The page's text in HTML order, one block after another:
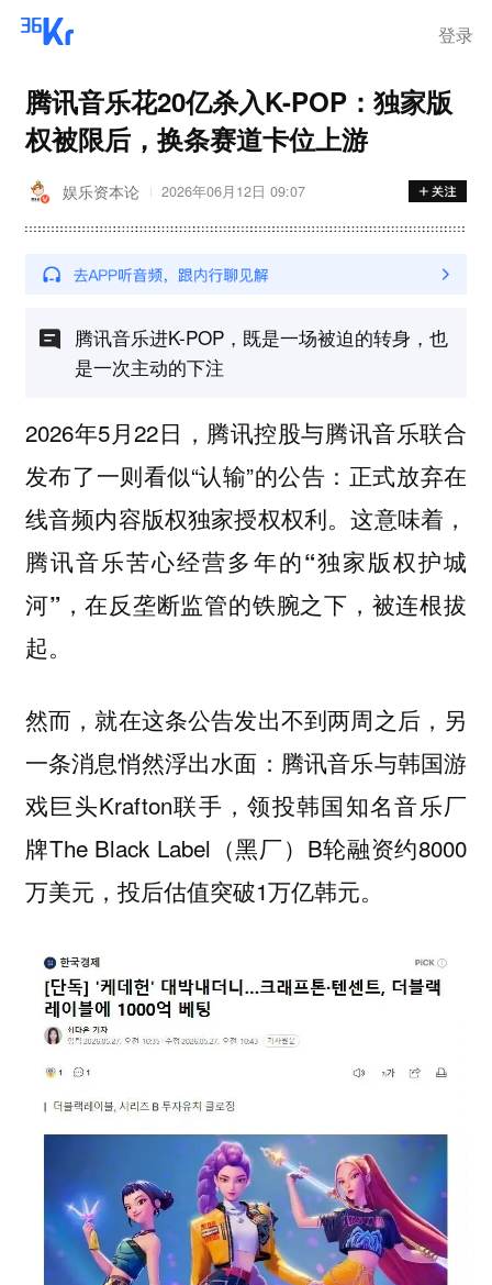
登录
腾讯音乐花20亿杀入K-POP：独家版
权被限后，换条赛道卡位上游
娱乐资本论 2026年06月12日 09:07
腾讯音乐进K-POP，既是一场被迫的转身，也
是一次主动的下注
2026年5月22日，腾讯控股与腾讯音乐联合
发布了一则看似“认输”的公告：正式放弃在
线音频内容版权独家授权权利。这意味着，
腾讯音乐苦心经营多年的“独家版权护城
河”，在反垄断监管的铁腕之下，被连根拔
起。
然而，就在这条公告发出不到两周之后，另
一条消息悄然浮出水面：腾讯音乐与韩国游
戏巨头Krafton联手，领投韩国知名音乐厂
牌The Black Label（黑厂）B轮融资约8000
万美元，投后估值突破1万亿韩元。